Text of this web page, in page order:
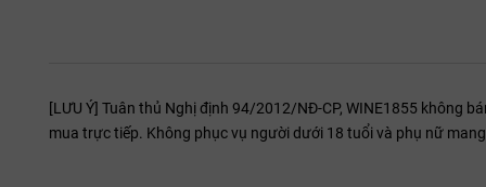
[LƯU Ý] Tuân thủ Nghị định 94/2012/NĐ-CP, WINE1855 không
mua trực tiếp. Không phục vụ người dưới 18 tuổi và phụ nữ